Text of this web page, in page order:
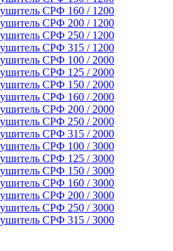
СРФ 160 / 1200
СРФ 200 / 1200
СРФ 250 / 1200
СРФ 315 / 1200
СРФ 100 / 2000
СРФ 125 / 2000
СРФ 150 / 2000
СРФ 160 / 2000
СРФ 200 / 2000
СРФ 250 / 2000
СРФ 315 / 2000
СРФ 100 / 3000
СРФ 125 / 3000
СРФ 150 / 3000
СРФ 160 / 3000
СРФ 200 / 3000
СРФ 250 / 3000
СРФ 315 / 3000